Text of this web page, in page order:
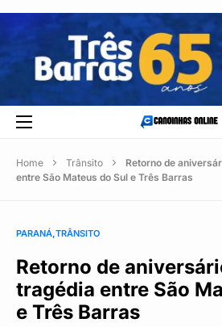
Home Trânsito
Retorno de
entre São Mateus do Sul e Três Barras
PARANÁ TRÂNSITO
Retorno de
tragédia entre São
e Três Barras